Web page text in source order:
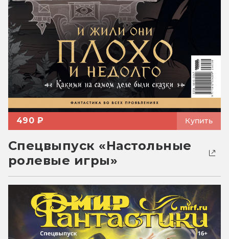
490 ₽ Купить
Спецвыпуск «Настольные
ролевые игры»